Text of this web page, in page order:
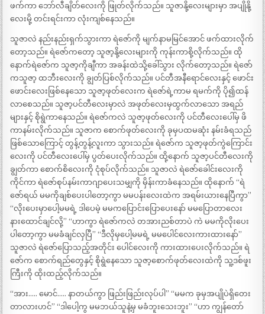
ဖက်ကာ ဘော်လီချိတ်လေးကို ဖြုတ်လိုက်သည်။ သူဇာနို့လေးများမှာ အပျိုနို့
လေးမို့ တင်းရင်းကာ လုံးကျစ်နေသည်။
သူဇာလဲ နည်းနည်းရှက်သွားကာ ရဲဇော်ကို မျက်နာမမြင်အောင် ဖက်ထားလိုက်
တော့သည်။ ရဲဇော်ကတော့ သူဇာ့နို့လေးများကို ကုန်းကာစို့လိုက်သည်။ ထို
နောက်ရဲဇော်က သူဇာ့ကိုချီကာ အခန်းထဲသို့ခေါ်သွား လိုက်တော့သည်။ ရဲဇော်
ကသူဇာ့ ထဘီးလေးကို ချွတ်ပြစ်လိုက်သည်။ ပင်တီအနီရောင်လေးနှင့် ဖောင်း
ဖောင်းလေးဖြစ်နေသော သူဇာ့ဖုတ်လေးက ရဲဇော်ရဲ့ကာမ ရမက်ကို ပို၍ထန်
လာစေသည်။ သူဇာ့ပင်တီလေးမှာလဲ အဖုတ်လေးမှထွက်လာသော အရည်
များနှင့် စိုရွဲကာနေသည်။ ရဲဇော်ကလဲ သူဇာ့ဖုတ်လေးကို ပင်တီလေးပေါ်မှ ဖိ
ကာနမ်းလိုက်သည်။ သူဇာက စောက်ဖုတ်လေးကို ခုမှပထမဆုံး နမ်းခံရသည်
ဖြစ်သောကြောင့် တွန့်တွန့်လူးကာ သွားသည်။ ရဲဇော်က သူဇာ့ဖုတ်ကွဲကြောင်း
လေးကို ပင်တီလေးပေါ်မှ ပွတ်ပေးလိုက်သည်။ ထို့နောက် သူဇာ့ပင်တီလေးကို
ချွတ်ကာ စောက်စိလေးကို ငုံစုပ်လိုက်သည်။ သူဇာလဲ ရဲဇော်ခေါင်းလေးကို
ကိုင်ကာ ရဲဇော်စုပ်နမ်းကာဂျာပေးသမျှကို မှိန်းကာခံနေသည်။ ထိုနောက် “ရဲ
ဇော်ရယ် မမကိုချစ်ပေးပါတော့ကွာ မမပန်းလေးထဲက အရမ်းယားနေပြီကွာ”
“လိုးပေးမှာပေါ့မမရဲ့ ဒါပေမဲ့ မမကပြောင်းပြောပေးနော် မမပြောတာလေး
နားထောင်ချင်လို့” “ဟာကွာ ရဲဇော်ကလဲ တအားညစ်တာပဲ ကဲ မမကိုလိုးပေး
ပါတော့ကွာ မမခံချင်လှပြီ” “ဒီလိုမှပေါ့မမရဲ့ မမပေါင်လေးကားထားနော်”
သူဇာလဲ ရဲဇော်ပြောသည့်အတိုင်း ပေါင်လေးကို ကားထားပေးလိုက်သည်။ ရဲ
ဇော်က စောက်ရည်တွေနှင့် စိုရွဲနေသော သူဇာ့စောက်ဖုတ်လေးထဲကို သူ့ဒစ်ဖူး
ကြီးကို ထိုးထည့်လိုက်သည်။
“အား….. မောင်….. နာတယ်ကွာ ဖြည်းဖြည်းလုပ်ပါ” “မမက ခုမှအပျိုပဲရှိတေး
တာလားဟင်” “ဒါပေါ့ကွ မမဘယ်သူနဲ့မှ မခံဘူးသေးဘူး” “ဟာ ကျွန်တော်